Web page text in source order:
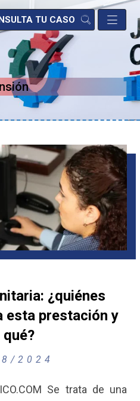
TU CASO
¿quiénes
esta prestación y
2024
Se trata de una